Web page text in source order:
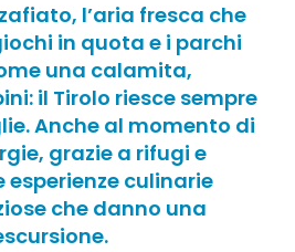
l’aria fresca che
in quota e i parchi
una calamita,
il Tirolo riesce sempre
Anche al momento di
grazie a rifugi e
culinarie
che danno una